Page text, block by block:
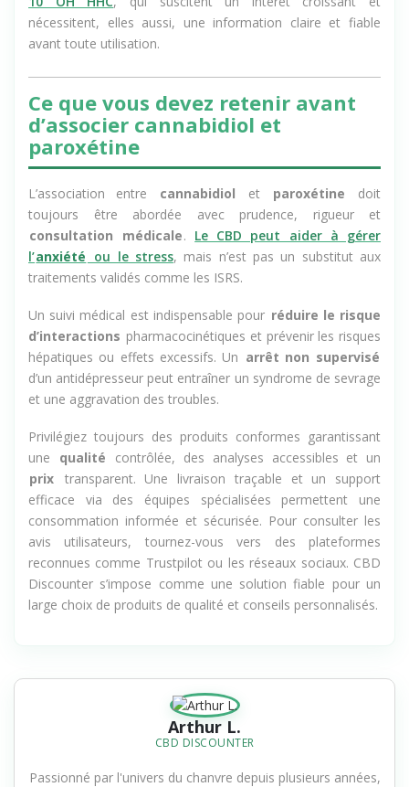
10 OH HHC, qui suscitent un intérêt croissant et
nécessitent, elles aussi, une information claire et fiable
Ce que vous devez retenir avant
d’associer cannabidiol et
paroxétine
L’association entrecannabidiol etparoxétinedoit
toujours être abordée avec prudence, rigueur et
consultation médicale
.Le CBD peut aider à gérer
l’anxiétéou le stress, mais n’est pas un substitut aux
Un suivi médical est indispensable pourréduire le risque
d’interactions pharmacocinétiques et prévenir les risques
hépatiques ou effets excessifs. Unarrêt non supervisé
d’un antidépresseur peut entraîner un syndrome de sevrage
Privilégiez toujours des produits conformes garantissant
une
qualitécontrôlée, des analyses accessibles et un
prixtransparent. Une livraison traçable et un support
efficace via des équipes spécialisées permettent une
consommation informée et sécurisée. Pour consulter les
avis utilisateurs, tournez-vous vers des plateformes
reconnues comme Trustpilot ou les réseaux sociaux. CBD
Discounter s’impose comme une solution fiable pour un
Arthur L.